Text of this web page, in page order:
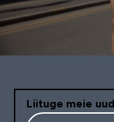
Liituge meie